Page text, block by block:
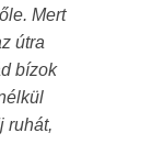
Mert
útra
bízok
ruhát,